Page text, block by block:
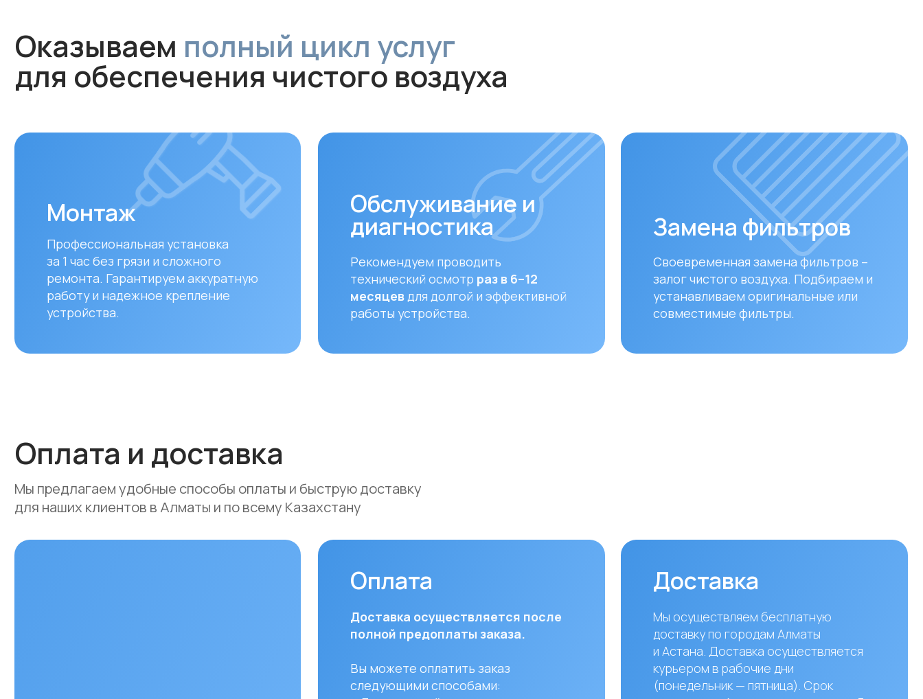
диагностика
раз в 6–12
месяцев для долгой и эффективной
работы устройства.
Своевременная замена фильтров –
залог чистого воздуха. Подбираем и
устанавливаем оригинальные или
совместимые фильтры.
Замена фильтров
Монтаж
Профессиональная установка
за 1 час без грязи и сложного
ремонта. Гарантируем аккуратную
работу и надежное крепление
устройства.
Оплата и доставка
Доставка осуществляется после
полной предоплаты заказа.
Вы можете оплатить заказ
следующими способами:
• Безналичный расчет
• Банковской картой
• Оформление рассрочки через
банки-партнеры (Kaspi Bank, Home
Credit Bank, Евразийский Банк, Jusan
Bank, Halyk Bank) на срок до 24
месяцев
курьером в рабочие дни
(понедельник — пятница). Срок
часов с момента оплаты заказа.
Для заказов в другие города
Республики Казахстан стоимость
доставки составляет 10 000 тенге
до указанного адреса. Сроки
доставки зависят от региона
и составляют от 1 до 8 рабочих дней.